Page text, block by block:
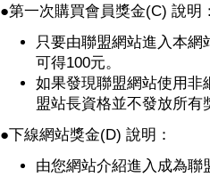
●第一次購買會員獎金(C) 說明
只要由聯盟網站進入本
可得100元。
如果發現聯盟網站使用非
盟站長資格並不發放所有
●下線網站獎金(D) 說明：
由您網站介紹進入成為